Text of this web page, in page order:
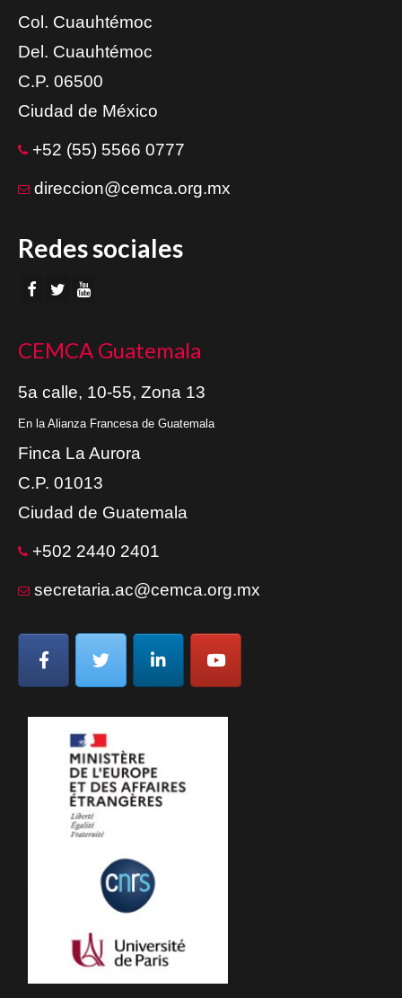
Col. Cuauhtémoc
Del. Cuauhtémoc
C.P. 06500
Ciudad de México
+52 (55) 5566 0777
direccion@cemca.org.mx
Redes sociales
CEMCA Guatemala
5a calle, 10-55, Zona 13
En la Alianza Francesa de Guatemala
Finca La Aurora
C.P. 01013
Ciudad de Guatemala
+502 2440 2401
secretaria.ac@cemca.org.mx